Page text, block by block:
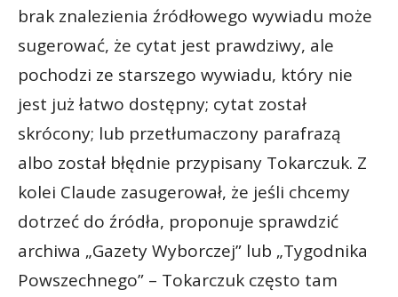
brak znalezienia źródłowego wywiadu może
sugerować, że cytat jest prawdziwy, ale
pochodzi ze starszego wywiadu, który nie
jest już łatwo dostępny; cytat został
skrócony; lub przetłumaczony parafrazą
albo został błędnie przypisany Tokarczuk. Z
kolei Claude zasugerował, że jeśli chcemy
dotrzeć do źródła, proponuje sprawdzić
archiwa „Gazety Wyborczej” lub „Tygodnika
Powszechnego” – Tokarczuk często tam